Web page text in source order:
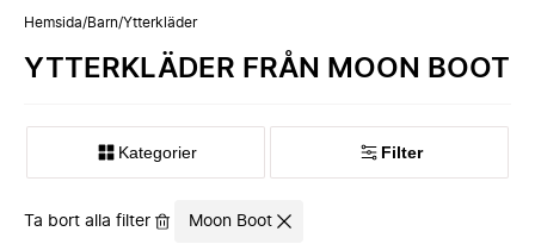
Hemsida/Barn/Ytterkläder
YTTERKLÄDER FRÅN MOON BOOT
Kategorier Filter
Ta bort alla filter Moon Boot